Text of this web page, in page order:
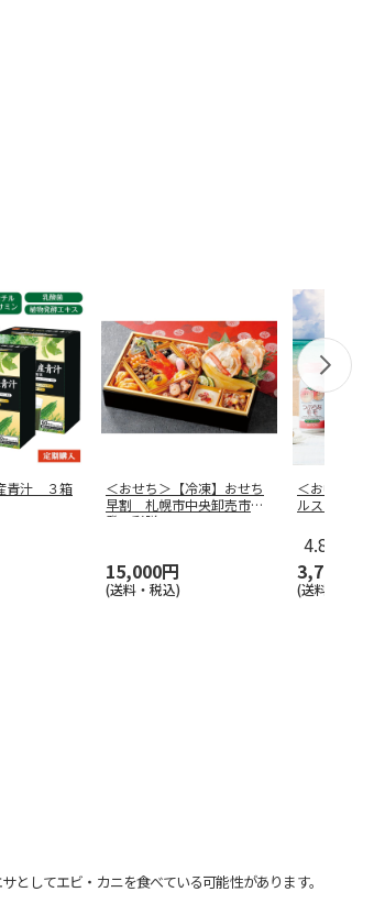
青汁 ３箱
＜おせち＞【冷凍】おせち
早割 札幌市中央卸売市場
発 彩膳
15,000円
(送料・税込)
＜お中元＞
ルスターズ
4.8
3,780円
(送料・税込)
してエビ・カニを食べている可能性があります。